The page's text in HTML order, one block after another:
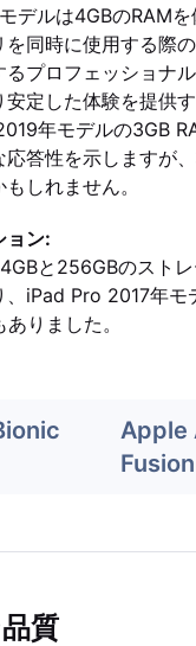
デルは4GBのRAMを
同時に使用する際
るプロフェッショナ
定した体験を提供
年モデルの3GB
応答性を示しますが
しれません。
ョン:
と256GBのスト
、iPad Pro 2017年モ
りました。
Apple
Fusion
質